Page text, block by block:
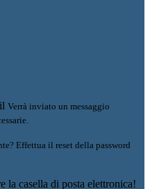
Verrà inviato un messaggio
Effettua il reset della password
la casella di posta elettronica!